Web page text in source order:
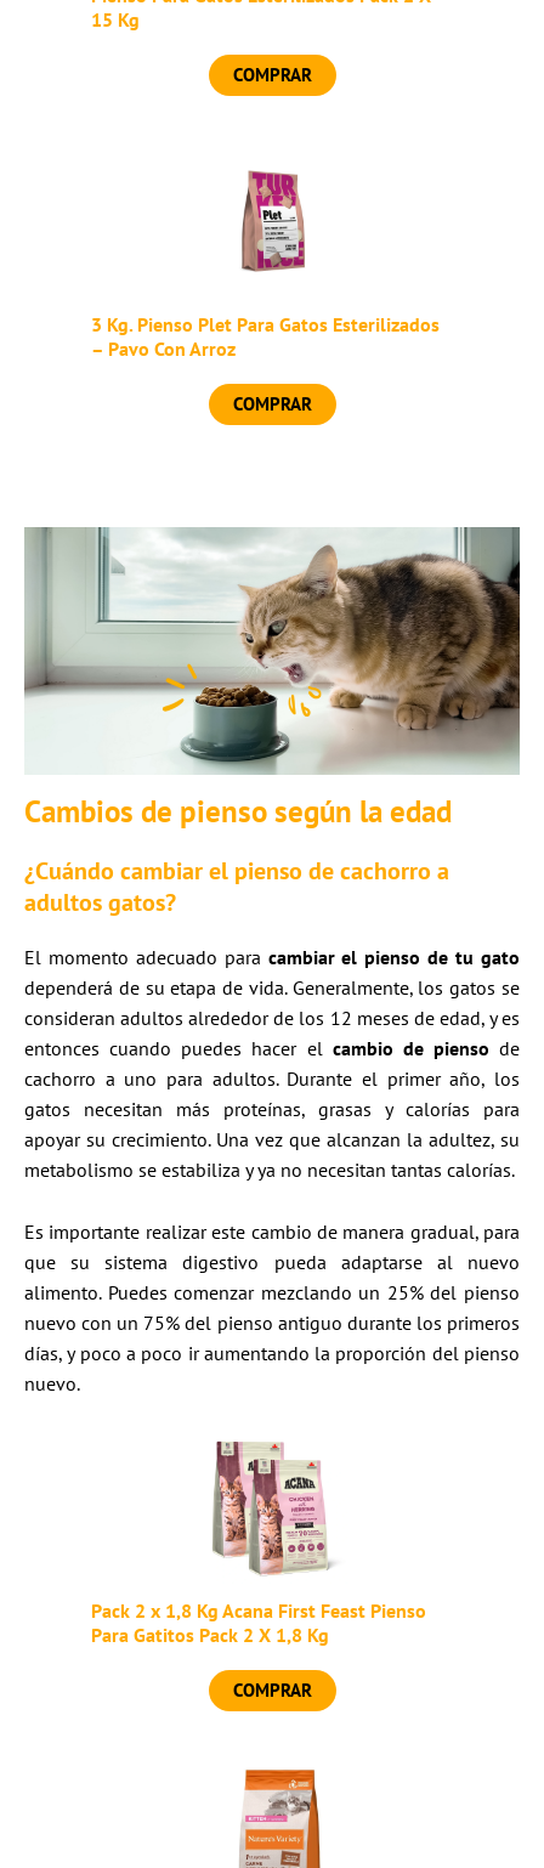
15 Kg
COMPRAR
3 Kg. Pienso Plet Para Gatos Esterilizados
– Pavo Con Arroz
COMPRAR
Cambios de pienso según la edad
¿Cuándo cambiar el pienso de cachorro a
adultos gatos?
El momento adecuado para cambiar el pienso de tu gato
dependerá de su etapa de vida. Generalmente, los gatos se
consideran adultos alrededor de los 12 meses de edad, y es
entonces cuando puedes hacer el cambio de pienso de
cachorro a uno para adultos. Durante el primer año, los
gatos necesitan más proteínas, grasas y calorías para
apoyar su crecimiento. Una vez que alcanzan la adultez, su
metabolismo se estabiliza y ya no necesitan tantas calorías.
Es importante realizar este cambio de manera gradual, para
que su sistema digestivo pueda adaptarse al nuevo
alimento. Puedes comenzar mezclando un 25% del pienso
nuevo con un 75% del pienso antiguo durante los primeros
días, y poco a poco ir aumentando la proporción del pienso
nuevo.
Pack 2 x 1,8 Kg Acana First Feast Pienso
Para Gatitos Pack 2 X 1,8 Kg
COMPRAR